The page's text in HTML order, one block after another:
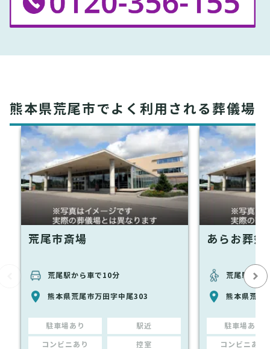
熊本県荒尾市でよく利用される葬儀場
荒尾市斎場
荒尾駅から車で10分
熊本県荒尾市万田字中尾303
駐車場あり 駅近
コンビニあり 控室
あらお葬祭
荒尾駅から
熊本県荒尾
駐車場あり
コンビニあり